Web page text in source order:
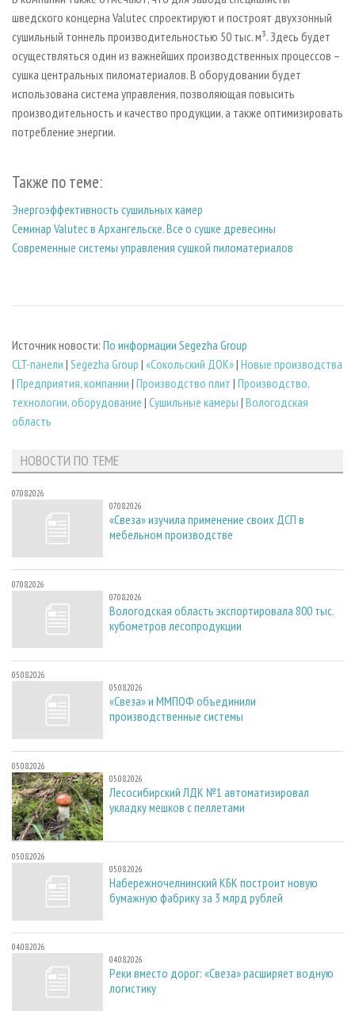
шведского концерна Valutec спроектируют и построят двухзонный
сушильный тоннель производительностью 50 тыс. м³. Здесь будет
осуществляться один из важнейших производственных процессов –
сушка центральных пиломатериалов. В оборудовании будет
использована система управления, позволяющая повысить
производительность и качество продукции, а также оптимизировать
потребление энергии.
Также по теме:
Энергоэффективность сушильных камер
Семинар Valutec в Архангельске. Все о сушке древесины
Современные системы управления сушкой пиломатериалов
Источник новости: По информации Segezha Group
CLT-панели | Segezha Group | «Сокольский ДОК»| Новые производства
| Предприятия, компании | Производство плит | Производство,
технологии, оборудование | Сушильные камеры | Вологодская
область
НОВОСТИ ПО ТЕМЕ
07.08.2026
07.08.2026
«Свеза» изучила применение своих ДСП в
мебельном производстве
07.08.2026
07.08.2026
Вологодская область экспортировала 800 тыс.
кубометров лесопродукции
05.08.2026
05.08.2026
«Свеза» и ММПОФ объединили
производственные системы
05.08.2026
05.08.2026
Лесосибирский ЛДК №1 автоматизировал
укладку мешков с пеллетами
05.08.2026
05.08.2026
Набережночелнинский КБК построит новую
бумажную фабрику за 3 млрд рублей
04.08.2026
04.08.2026
Реки вместо дорог: «Свеза» расширяет водную
логистику